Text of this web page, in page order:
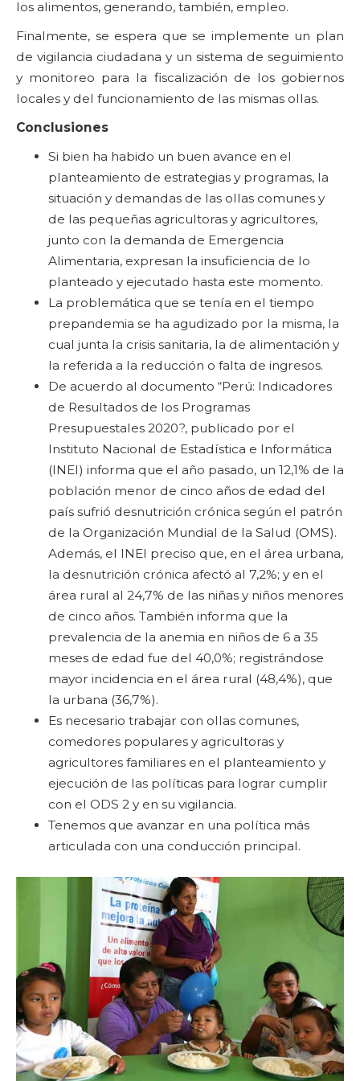
los alimentos, generando, también, empleo.
Finalmente, se espera que se implemente un plan
de vigilancia ciudadana y un sistema de seguimiento
y monitoreo para la fiscalización de los gobiernos
locales y del funcionamiento de las mismas ollas.
Conclusiones
Si bien ha habido un buen avance en el
planteamiento de estrategias y programas, la
situación y demandas de las ollas comunes y
de las pequeñas agricultoras y agricultores,
junto con la demanda de Emergencia
Alimentaria, expresan la insuficiencia de lo
planteado y ejecutado hasta este momento.
La problemática que se tenía en el tiempo
prepandemia se ha agudizado por la misma, la
cual junta la crisis sanitaria, la de alimentación y
la referida a la reducción o falta de ingresos.
De acuerdo al documento “Perú: Indicadores
de Resultados de los Programas
Presupuestales 2020?, publicado por el
Instituto Nacional de Estadística e Informática
(INEI) informa que el año pasado, un 12,1% de la
población menor de cinco años de edad del
país sufrió desnutrición crónica según el patrón
de la Organización Mundial de la Salud (OMS).
Además, el INEI preciso que, en el área urbana,
la desnutrición crónica afectó al 7,2%; y en el
área rural al 24,7% de las niñas y niños menores
de cinco años. También informa que la
prevalencia de la anemia en niños de 6 a 35
meses de edad fue del 40,0%; registrándose
mayor incidencia en el área rural (48,4%), que
la urbana (36,7%).
Es necesario trabajar con ollas comunes,
comedores populares y agricultoras y
agricultores familiares en el planteamiento y
ejecución de las políticas para lograr cumplir
con el ODS 2 y en su vigilancia.
Tenemos que avanzar en una política más
articulada con una conducción principal.